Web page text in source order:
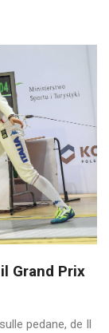
Grand Prix
pedane, de Il